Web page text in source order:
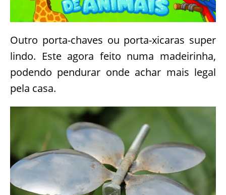
Outro porta-chaves ou porta-xicaras super
lindo. Este agora feito numa madeirinha,
podendo pendurar onde achar mais legal
pela casa.